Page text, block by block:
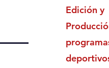
Edición y